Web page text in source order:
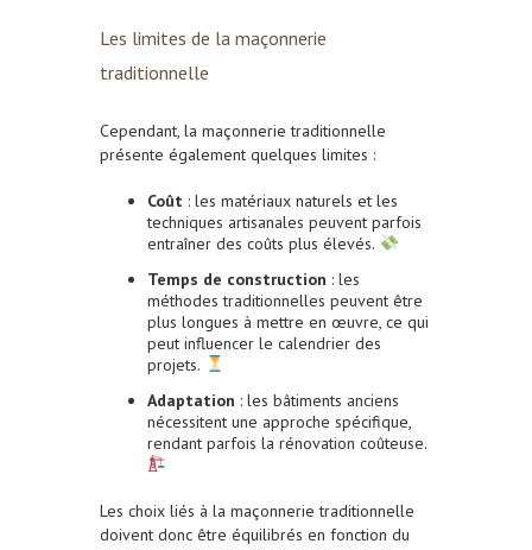
Les limites de la maçonnerie
traditionnelle
Cependant, la maçonnerie traditionnelle
présente également quelques limites :
Coût : les matériaux naturels et les
techniques artisanales peuvent parfois
entraîner des coûts plus élevés.
Temps de construction : les
méthodes traditionnelles peuvent être
plus longues à mettre en œuvre, ce qui
peut influencer le calendrier des
projets.
Adaptation : les bâtiments anciens
nécessitent une approche spécifique,
rendant parfois la rénovation coûteuse.
Les choix liés à la maçonnerie traditionnelle
doivent donc être équilibrés en fonction du